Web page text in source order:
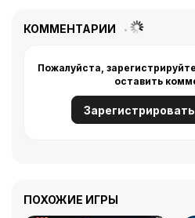
КОММЕНТАРИИ
Пожалуйста,
оставить
ПОХОЖИЕ ИГРЫ